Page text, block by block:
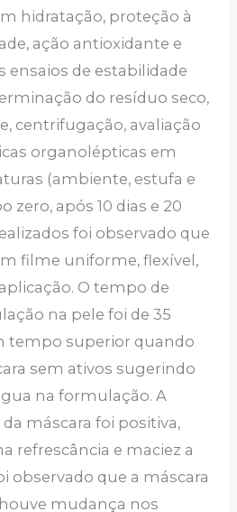
hidratação, proteção à
ação antioxidante e
ensaios de estabilidade
do resíduo seco,
centrifugação, avaliação
organolépticas em
(ambiente, estufa e
zero, após 10 dias e 20
foi observado que
filme uniforme, flexível,
O tempo de
na pele foi de 35
tempo superior quando
sem ativos sugerindo
na formulação. A
máscara foi positiva,
refrescância e maciez a
observado que a máscara
mudança nos